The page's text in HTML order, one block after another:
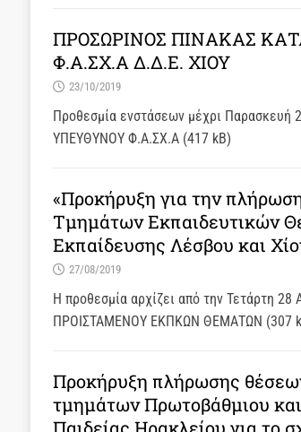
ΠΡΟΣΩΡΙΝΟΣ ΠΙΝΑΚΑΣ
Φ.Α.ΣΧ.Α Δ.Δ.Ε. ΧΙΟΥ
23/10/2019
Προθεσμία ενστάσεων μέχρι
ΥΠΕΥΘΥΝΟΥ Φ.Α.ΣΧ.Α (417 kB)
«Προκήρυξη για την
Τμημάτων Εκπαιδευτικών
Εκπαίδευσης Λέσβου και
27/08/2019
Η προθεσμία αρχίζει από την Τετάρτη
ΠΡΟΙΣΤΑΜΕΝΟΥ ΕΚΠΚΩΝ ΘΕΜΑΤΩΝ (307
Προκήρυξη πλήρωσης
τμημάτων Πρωτοβάθμιου
Παιδείας Ηρακλείου για το